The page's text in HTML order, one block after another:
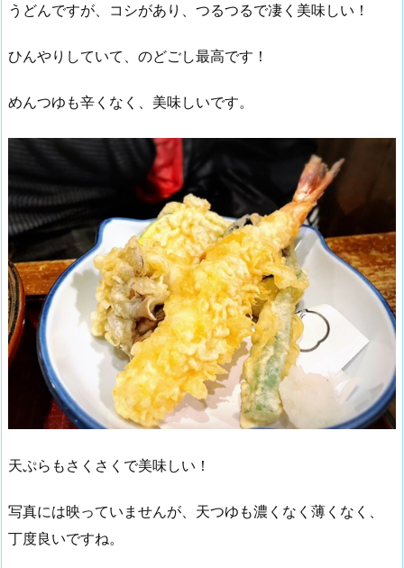
うどんですが、コシがあり、つるつるで凄く美味しい！
ひんやりしていて、のどごし最高です！
めんつゆも辛くなく、美味しいです。
天ぷらもさくさくで美味しい！
写真には映っていませんが、天つゆも濃くなく薄くなく、
丁度良いですね。